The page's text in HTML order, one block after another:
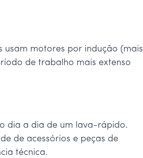
motores por indução (mais
de trabalho mais extenso
dia a dia de um lava-rápido.
de acessórios e peças de
técnica.